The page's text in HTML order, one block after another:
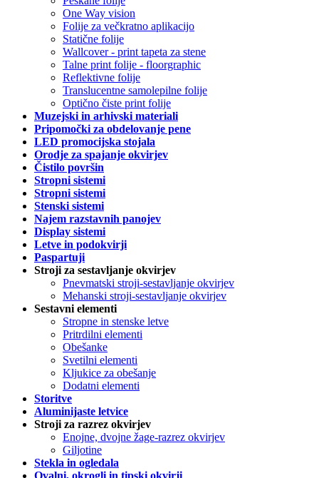
One Way vision
Folije za večkratno aplikacijo
Statične folije
Wallcover - print tapeta za stene
Talne print folije - floorgraphic
Reflektivne folije
Translucentne samolepilne folije
Optično čiste print folije
Muzejski in arhivski materiali
Pripomočki za obdelovanje pene
LED promocijska stojala
Orodje za spajanje okvirjev
Čistilo površin
Stropni sistemi
Stropni sistemi
Stenski sistemi
Najem razstavnih panojev
Display sistemi
Letve in podokvirji
Paspartuji
Stroji za sestavljanje okvirjev
Pnevmatski stroji-sestavljanje okvirjev
Mehanski stroji-sestavljanje okvirjev
Sestavni elementi
Stropne in stenske letve
Pritrdilni elementi
Obešanke
Svetilni elementi
Kljukice za obešanje
Dodatni elementi
Storitve
Aluminijaste letvice
Stroji za razrez okvirjev
Enojne, dvojne žage-razrez okvirjev
Giljotine
Stekla in ogledala
Ovalni, okrogli in tipski okvirji